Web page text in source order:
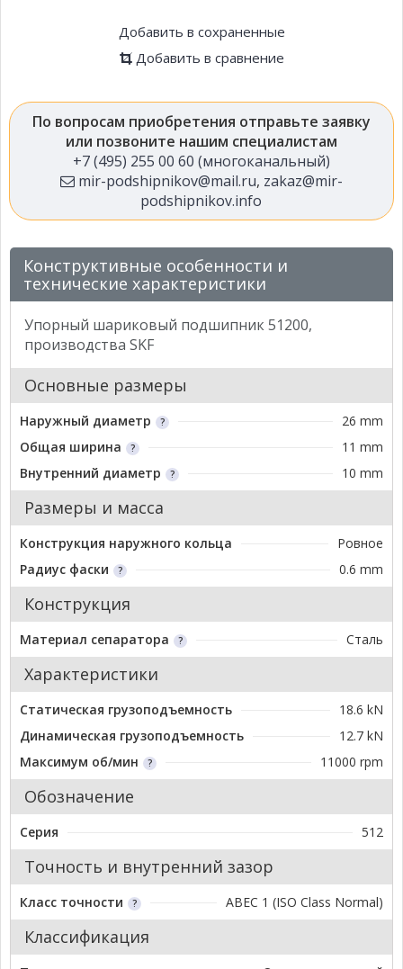
Добавить в сохраненные
Добавить в сравнение
По вопросам приобретения отправьте заявку
или позвоните нашим специалистам
+7 (495) 255 00 60 (многоканальный)
mir-podshipnikov@mail.ru, zakaz@mir-
podshipnikov.info
Конструктивные особенности и
технические характеристики
Упорный шариковый подшипник 51200,
производства SKF
Основные размеры
Наружный диаметр
26 mm
Общая ширина
11 mm
Внутренний диаметр
10 mm
Размеры и масса
Конструкция наружного кольца
Ровное
Радиус фаски
0.6 mm
Конструкция
Материал сепаратора Сталь
Характеристики
Статическая грузоподъемность
18.6 kN
Динамическая грузоподъемность
12.7 kN
Максимум об/мин
11000 rpm
Обозначение
Серия 512
Точность и внутренний зазор
Класс точности ABEC 1 (ISO Class Normal)
Классификация